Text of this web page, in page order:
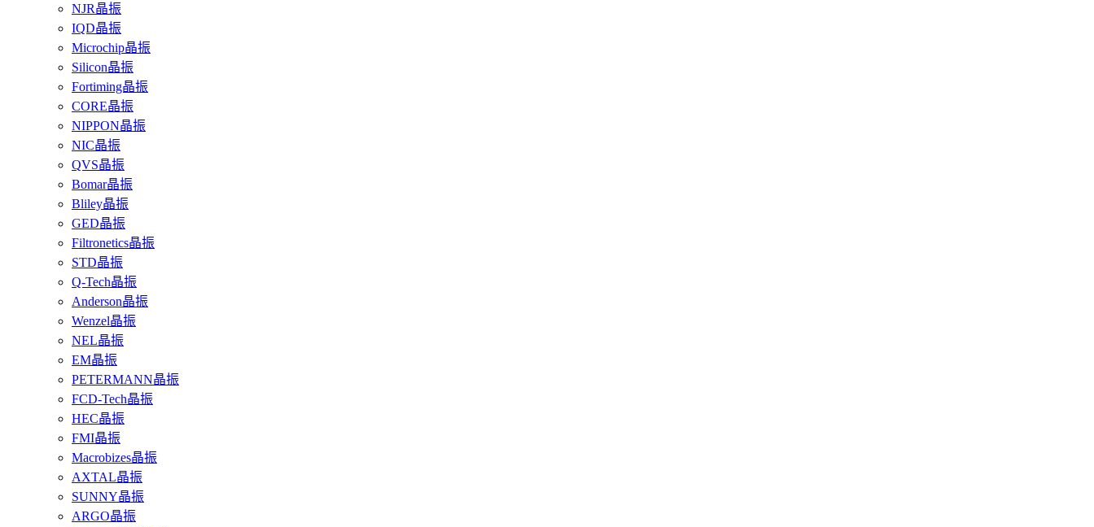
NJR晶振
IQD晶振
Microchip晶振
Silicon晶振
Fortiming晶振
CORE晶振
NIPPON晶振
NIC晶振
QVS晶振
Bomar晶振
Bliley晶振
GED晶振
Filtronetics晶振
STD晶振
Q-Tech晶振
Anderson晶振
Wenzel晶振
NEL晶振
EM晶振
PETERMANN晶振
FCD-Tech晶振
HEC晶振
FMI晶振
Macrobizes晶振
AXTAL晶振
SUNNY晶振
ARGO晶振